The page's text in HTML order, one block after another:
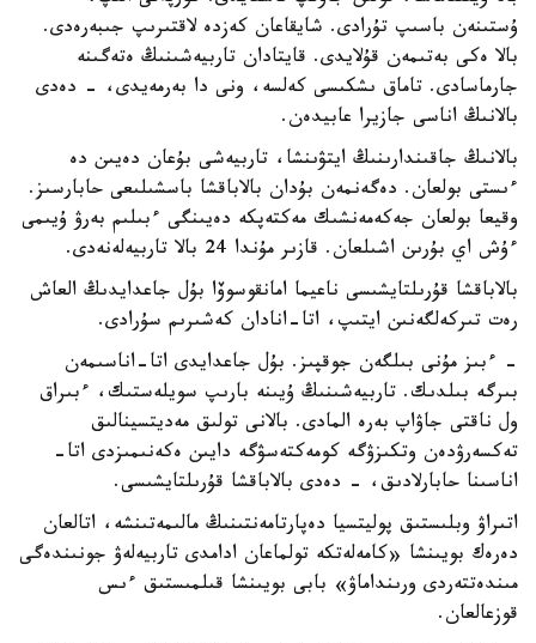
ۇستىنەن باسىپ تۇرادى. شايقاعان كەزدە لاقتىرىپ جىبەرەدى.
بالا ەكى بەتىمەن قۇلايدى. قايتادان تاربيەشىنىڭ ەتەگىنە
جارماسادى. تاماق ىشكىسى كەلسە، ونى دا بەرمەيدى، - دەدى
بالانىڭ اناسى جازيرا عابيدەن.
بالانىڭ جاقىندارىنىڭ ايتۋىنشا، تاربيەشى بۇعان دەيىن دە
ءىستى بولعان. دەگەنمەن بۇدان بالاباقشا باسشىلىعى حابارسىز.
وقيعا بولعان جەكەمەنشىك مەكتەپكە دەيىنگى ءبىلىم بەرۋ ۇيىمى
ءۇش اي بۇرىن اشىلعان. قازىر مۇندا 24 بالا تاربيەلەنەدى.
بالاباقشا قۇرىلتايشىسى ناعيما امانقوسوۆا بۇل جاعدايدىڭ العاش
رەت تىركەلگەنىن ايتىپ، اتا-انادان كەشىرىم سۇرادى.
- ءبىز مۇنى بىلگەن جوقپىز. بۇل جاعدايدى اتا-اناسىمەن
بىرگە بىلدىك. تاربيەشىنىڭ ۇيىنە بارىپ سويلەستىك، ءبىراق
ول ناقتى جاۋاپ بەرە المادى. بالانى تولىق مەديتسينالىق
تەكسەرۋدەن وتكىزۋگە كومەكتەسۋگە دايىن ەكەنىمىزدى اتا-
اناسىنا حابارلادىق، - دەدى بالاباقشا قۇرىلتايشىسى.
اتىراۋ وبلىستىق پوليتسيا دەپارتامەنتىنىڭ مالىمەتىنشە، اتالعان
دەرەك بويىنشا «كامەلەتكە تولماعان ادامدى تاربيەلەۋ جونىندەگى
مىندەتتەردى ورىنداماۋ» بابى بويىنشا قىلمىستىق ءىس
قوزعالعان.